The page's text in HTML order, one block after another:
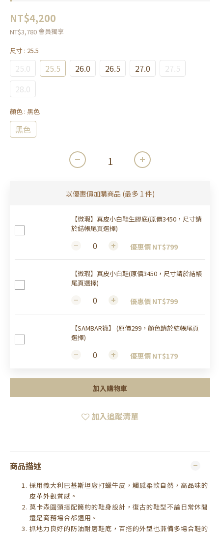
NT$4,200
NT$3,780會員獨享
尺寸 : 25.5
25.0 25.5 26.0 26.5 27.0
27.5
28.0
顏色 : 黑色
黑色
以優惠價加購商品 (最多 1 件)
【微瑕】真皮小白鞋生膠底(原價3450，尺寸請
於結帳尾頁選擇)
優惠價 NT$799
【微瑕】真皮小白鞋(原價3450，尺寸請於結帳
尾頁選擇)
優惠價 NT$799
【SAMBAR襪】 (原價299，顏色請於結帳尾頁
選擇)
優惠價 NT$179
加入購物車
加入追蹤清單
商品描述
採用義大利巴基斯坦廠打蠟牛皮，觸感柔軟自然，高品味的
皮革外觀質感。
莫卡森圓頭搭配簡約的鞋身設計，復古的鞋型不論日常休閒
還是商務場合都適用。
抓地力良好的防油耐磨鞋底，百搭的外型也兼備多場合鞋的